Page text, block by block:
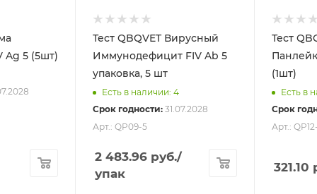
плотоядных CDV Ag 5 (5шт)
Тест QBQVET Вирусный
Иммунодефицит FIV Ab 5
упаковка, 5 шт
Есть в наличии: 4
Срок годности: 31.07.2028
Арт.: QP09-5
2 483.96 руб./
упак
Тест
(1шт)
Есть в
Срок
Арт.:
321.10